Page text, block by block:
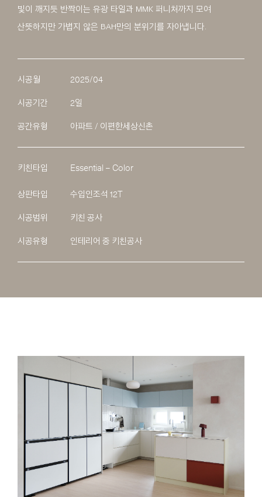
빛이 깨지듯 반짝이는 유광 타일과 MMK 퍼니처까지 모여
산뜻하지만 가볍지 않은 BAH만의 분위기를 자아냅니다.
시공월 2025/04
시공기간 2일
공간유형 아파트 / 이편한세상신촌
키친타입 Essential – Color
상판타입 수입인조석 12T
시공범위 키친 공사
시공유형 인테리어 중 키친공사